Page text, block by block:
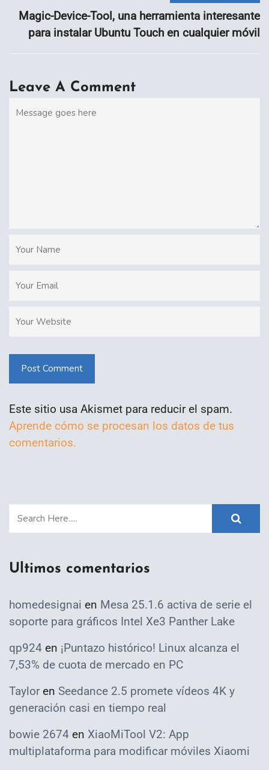
Magic-Device-Tool, una herramienta interesante
para instalar Ubuntu Touch en cualquier móvil
Leave A Comment
Post Comment
Este sitio usa Akismet para reducir el spam.
Aprende cómo se procesan los datos de tus
comentarios.
Ultimos comentarios
homedesignai en Mesa 25.1.6 activa de serie el
soporte para gráficos Intel Xe3 Panther Lake
qp924 en ¡Puntazo histórico! Linux alcanza el
7,53% de cuota de mercado en PC
Taylor en Seedance 2.5 promete vídeos 4K y
generación casi en tiempo real
bowie 2674 en XiaoMiTool V2: App
multiplataforma para modificar móviles Xiaomi